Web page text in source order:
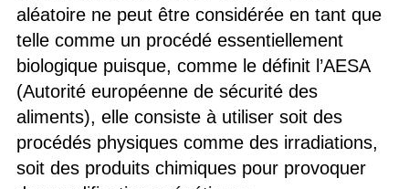
aléatoire ne peut être considérée en tant que
telle comme un procédé essentiellement
biologique puisque, comme le définit l’AESA
(Autorité européenne de sécurité des
aliments), elle consiste à utiliser soit des
procédés physiques comme des irradiations,
soit des produits chimiques pour provoquer